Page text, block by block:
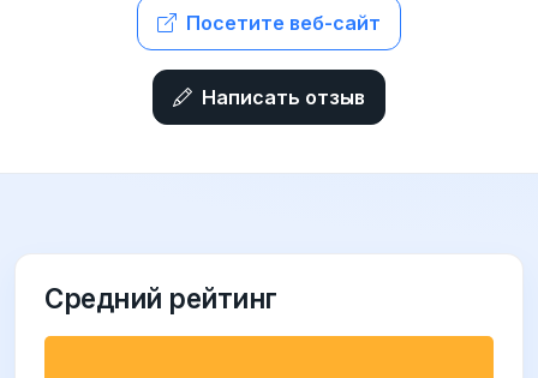
Посетите веб-сайт
Написать отзыв
Средний рейтинг